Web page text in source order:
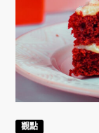
觀點